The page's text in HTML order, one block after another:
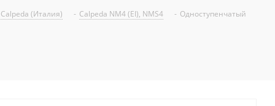
(Италия) - Calpeda NM4 (EI), NMS4 - Одноступенчатый